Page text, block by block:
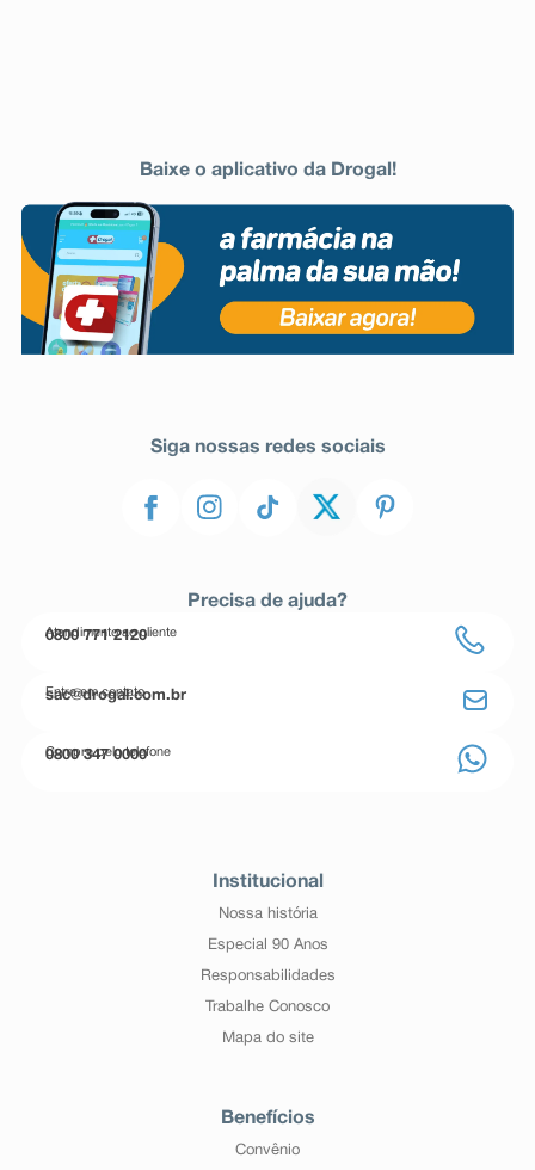
Baixe o aplicativo da Drogal!
Siga nossas redes sociais
Precisa de ajuda?
Atendimento ao cliente
0800 771 2120
Entre em contato
sac@drogal.com.br
Compre pelo telefone
0800 347 0000
Institucional
Nossa história
Especial 90 Anos
Responsabilidades
Trabalhe Conosco
Mapa do site
Benefícios
Convênio